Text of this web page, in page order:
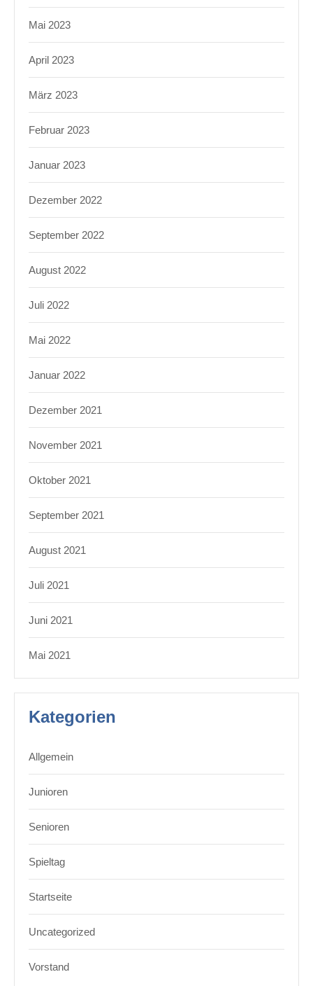
Mai 2023
April 2023
März 2023
Februar 2023
Januar 2023
Dezember 2022
September 2022
August 2022
Juli 2022
Mai 2022
Januar 2022
Dezember 2021
November 2021
Oktober 2021
September 2021
August 2021
Juli 2021
Juni 2021
Mai 2021
Kategorien
Allgemein
Junioren
Senioren
Spieltag
Startseite
Uncategorized
Vorstand